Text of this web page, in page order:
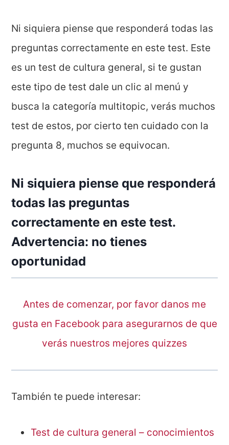
Ni siquiera piense que responderá todas las
preguntas correctamente en este test. Este
es un test de cultura general, si te gustan
este tipo de test dale un clic al menú y
busca la categoría multitopic, verás muchos
test de estos, por cierto ten cuidado con la
pregunta 8, muchos se equivocan.
Ni siquiera piense que responderá
todas las preguntas
correctamente en este test.
Advertencia: no tienes
oportunidad
Antes de comenzar, por favor danos me
gusta en Facebook para asegurarnos de que
verás nuestros mejores quizzes
También te puede interesar:
Test de cultura general – conocimientos